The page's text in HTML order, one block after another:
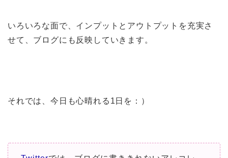
いろいろな面で、インプットとアウトプットを充実さ
せて、ブログにも反映していきます。
それでは、今日も心晴れる1日を：）